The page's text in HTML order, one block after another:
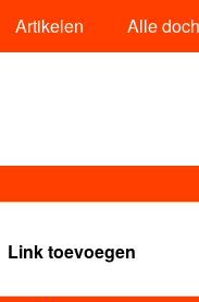
Artikelen Alle
Link toevoegen